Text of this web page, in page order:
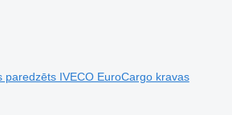
paredzēts IVECO EuroCargo kravas